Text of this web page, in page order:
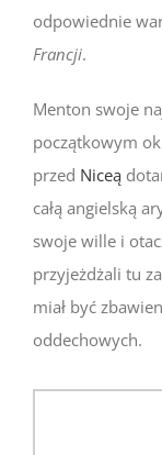
odpowiednie
Francji.
Menton swoje
początkowym
przed Niceą
całą angielską
swoje wille i
przyjeżdżali tu
miał być
oddechowych.